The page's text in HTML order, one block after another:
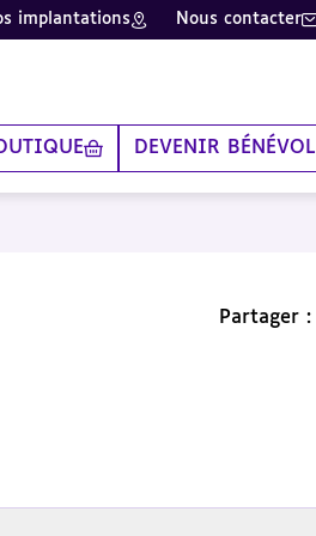
implantations Nous contacter
DEVENIR
Partager :